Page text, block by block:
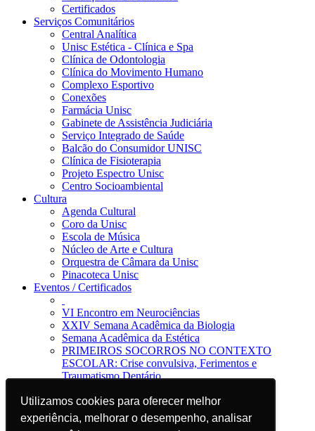
Utilizamos cookies para oferecer melhor
experiência, melhorar o desempenho, analisar
Utilizamos cookies para oferecer melhor
experiência, melhorar o desempenho, analisar
Certificados
Serviços Comunitários
Central Analítica
Unisc Estética - Clínica e Spa
Clínica de Odontologia
Clínica do Movimento Humano
Complexo Esportivo
Conexões
Farmácia Unisc
Gabinete de Assistência Judiciária
Serviço Integrado de Saúde
Balcão do Consumidor UNISC
Clínica de Fisioterapia
Projeto Espectro Unisc
Centro Socioambiental
Cultura
Agenda Cultural
Coro da Unisc
Escola de Música
Núcleo de Arte e Cultura
Orquestra de Câmara da Unisc
Pinacoteca Unisc
Eventos / Certificados
VI Encontro em Neurociências
XXIV Semana Acadêmica da Biologia
Semana Acadêmica da Estética
PRIMEIROS SOCORROS NO CONTEXTO
ESCOLAR: Crise convulsiva, Ferimentos e
Traumatismo Dentário
Jornal da Unisc
Notícias
Imprensa